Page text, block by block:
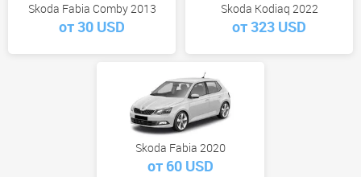
Skoda Fabia Comby 2013
от 30 USD
Skoda Kodiaq 2022
от 323 USD
Skoda Fabia 2020
от 60 USD